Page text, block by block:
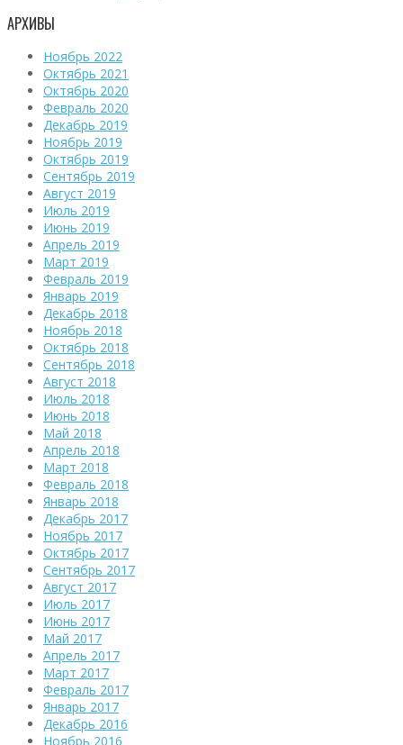
АРХИВЫ
Ноябрь 2022
Октябрь 2021
Октябрь 2020
Февраль 2020
Декабрь 2019
Ноябрь 2019
Октябрь 2019
Сентябрь 2019
Август 2019
Июль 2019
Июнь 2019
Апрель 2019
Март 2019
Февраль 2019
Январь 2019
Декабрь 2018
Ноябрь 2018
Октябрь 2018
Сентябрь 2018
Август 2018
Июль 2018
Июнь 2018
Май 2018
Апрель 2018
Март 2018
Февраль 2018
Январь 2018
Декабрь 2017
Ноябрь 2017
Октябрь 2017
Сентябрь 2017
Август 2017
Июль 2017
Июнь 2017
Май 2017
Апрель 2017
Март 2017
Февраль 2017
Январь 2017
Декабрь 2016
Ноябрь 2016